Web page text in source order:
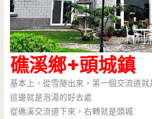
礁溪鄉+頭城鎮
基本上，從雪隧出來，第一個交流道就
這邊就是泡湯的好去處
從礁溪交流道下來，右轉就是頭城